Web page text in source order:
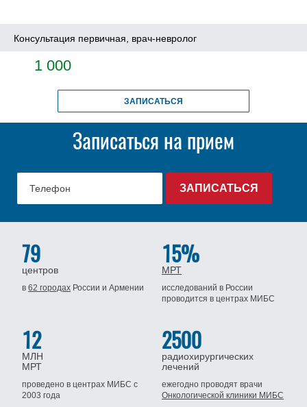
Консультация первичная, врач-невролог
1 000
ЗАПИСАТЬСЯ
Записаться на прием
79
центров
в62 городах Россиии Армении
15%
МРТ
исследований в России
проводится в центрах МИБС
12
МЛН
МРТ
проведено в центрах МИБСс
2003 года
2500
радиохирургических
лечений
ежегодно проводят врачи
Онкологической клиники МИБС